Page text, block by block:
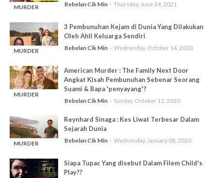
MURDER
Bebelan Cik Min Thursday, June 24, 2021
MURDER
3 Pembunuhan Kejam di Dunia Yang Dilakukan
Oleh Ahli Keluarga Sendiri
Bebelan Cik Min Wednesday, October 14, 2020
MURDER
American Murder : The Family Next Door
Angkat Kisah Pembunuhan Sebenar Seorang
Suami & Bapa 'penyayang'?
Bebelan Cik Min Sunday, October 11, 2020
MURDER
Reynhard Sinaga : Kes Liwat Terbesar Dalam
Sejarah Dunia
Bebelan Cik Min Wednesday, January 08, 2020
Siapa Tupac Yang disebut Dalam Filem Child's
Play??